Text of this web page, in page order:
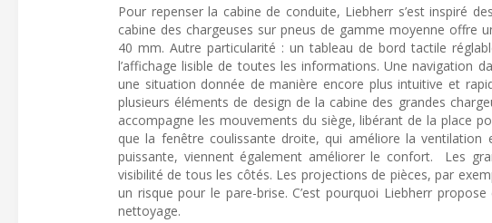
Pour repenser la cabine de conduite, Liebherr s’est inspiré
cabine des chargeuses sur pneus de gamme moyenne offre
40 mm. Autre particularité : un tableau de bord tactile
l’affichage lisible de toutes les informations. Une navigation
une situation donnée de manière encore plus intuitive et
plusieurs éléments de design de la cabine des grandes
accompagne les mouvements du siège, libérant de la place
que la fenêtre coulissante droite, qui améliore la ventilation
puissante, viennent également améliorer le confort. Les
visibilité de tous les côtés. Les projections de pièces, par
un risque pour le pare-brise. C’est pourquoi Liebherr
nettoyage.